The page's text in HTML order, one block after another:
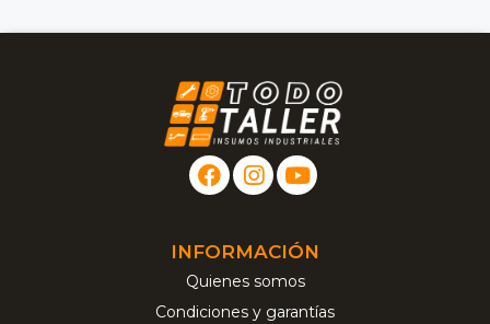
INFORMACIÓN
Quienes somos
Condiciones y garantías